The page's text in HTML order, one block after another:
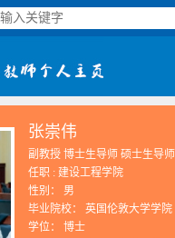
张崇伟
副教授 博士生导师 硕士生导师
任职 : 建设工程学院
性别： 男
毕业院校： 英国伦敦大学学院
学位： 博士